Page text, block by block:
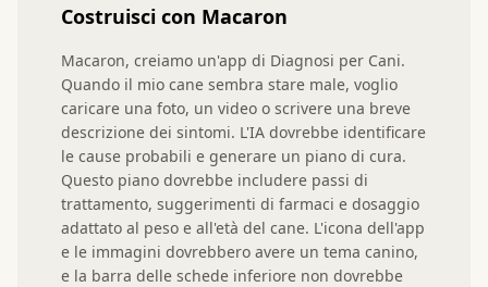
Costruisci con Macaron
Macaron, creiamo un'app di Diagnosi per Cani.
Quando il mio cane sembra stare male, voglio
caricare una foto, un video o scrivere una breve
descrizione dei sintomi. L'IA dovrebbe identificare
le cause probabili e generare un piano di cura.
Questo piano dovrebbe includere passi di
trattamento, suggerimenti di farmaci e dosaggio
adattato al peso e all'età del cane. L'icona dell'app
e le immagini dovrebbero avere un tema canino,
e la barra delle schede inferiore non dovrebbe